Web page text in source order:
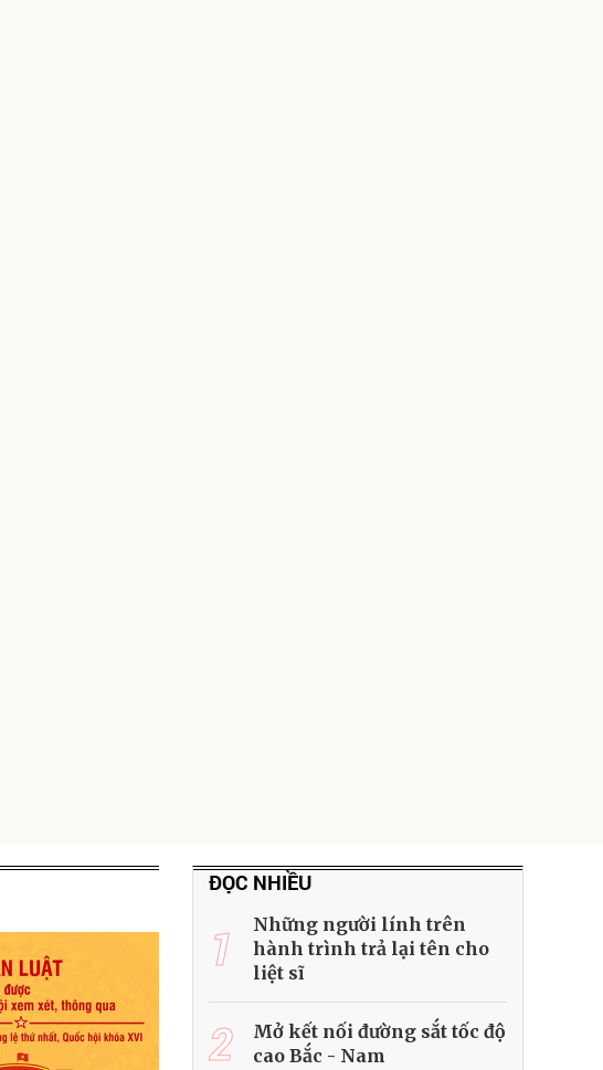
ĐỌC NHIỀU
1
Những người lính trên
hành trình trả lại tên cho
liệt sĩ
2
Mở kết nối đường sắt tốc độ
cao Bắc - Nam